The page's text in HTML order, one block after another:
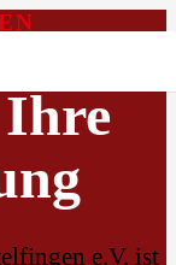
e.V. ist